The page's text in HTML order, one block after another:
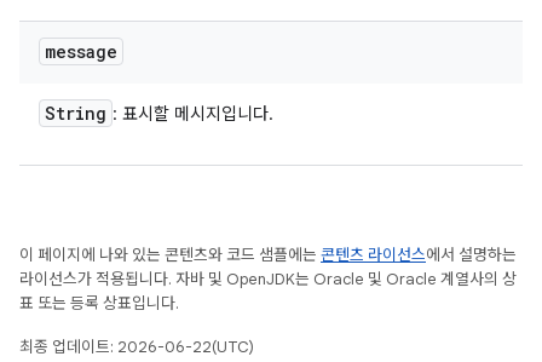
message
String : 표시할 메시지입니다.
이 페이지에 나와 있는 콘텐츠와 코드 샘플에는 콘텐츠 라이선스에서 설명하는
라이선스가 적용됩니다. 자바 및 OpenJDK는 Oracle 및 Oracle 계열사의 상
표 또는 등록 상표입니다.
최종 업데이트: 2026-06-22(UTC)